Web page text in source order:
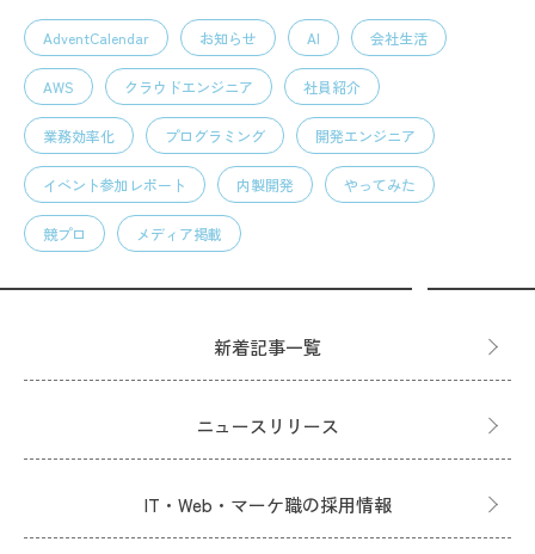
AdventCalendar お知らせ AI 会社生活
AWS クラウドエンジニア 社員紹介
業務効率化 プログラミング 開発エンジニア
イベント参加レポート 内製開発 やってみた
競プロ メディア掲載
新着記事一覧
ニュースリリース
IT・Web・マーケ職の採用情報